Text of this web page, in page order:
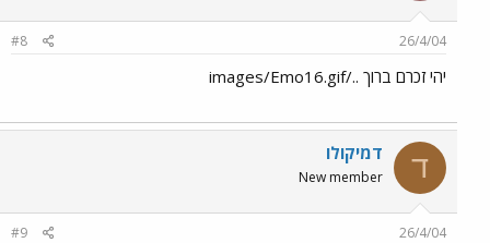
26/4/04
#8
יהי זכרם ברוך ../images/Emo16.gif
ד דמיקולו
New member
26/4/04
#9